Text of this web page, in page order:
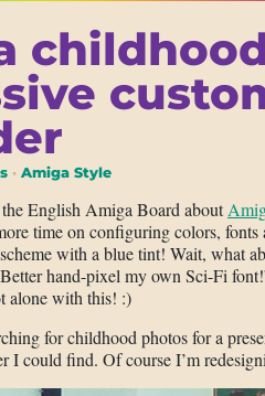
Amiga Style
the English Amiga Board about
time on configuring colors, fonts
with a blue tint! Wait, what
hand-pixel my own Sci-Fi
alone with this! :)
for childhood photos for a
I could find. Of course I’m